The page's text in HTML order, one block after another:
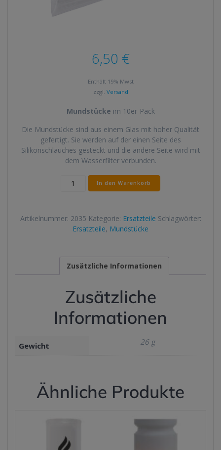
6,50 €
Enthält 19% Mwst
zzgl. Versand
Mundstücke im 10er-Pack
Die Mundstücke sind aus einem Glas mit hoher Qualität
gefertigt. Sie werden auf der einen Seite des
Silikonschlauches gesteckt und die andere Seite wird mit
dem Wasserfilter verbunden.
Mundstücke
Menge
In den Warenkorb
Artikelnummer: 2035 Kategorie: Ersatzteile Schlagwörter:
Ersatzteile, Mundstücke
Zusätzliche Informationen
Zusätzliche
Informationen
Gewicht 26 g
Ähnliche Produkte